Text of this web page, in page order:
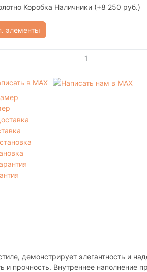
Коробка Наличники (+8 250 руб.)
элементы
в MAX
демонстрирует элегантность и
прочность. Внутреннее наполнение